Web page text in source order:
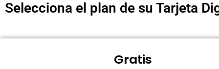
Selecciona el plan de su Tarjeta
Gratis